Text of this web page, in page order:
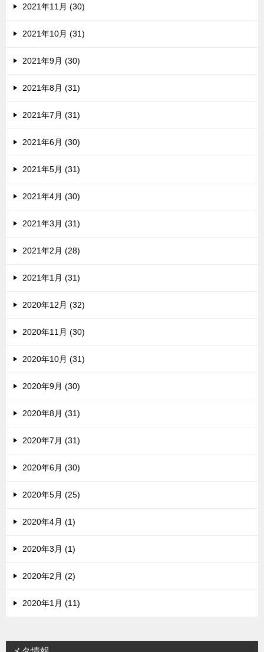
2021年11月 (30)
2021年10月 (31)
2021年9月 (30)
2021年8月 (31)
2021年7月 (31)
2021年6月 (30)
2021年5月 (31)
2021年4月 (30)
2021年3月 (31)
2021年2月 (28)
2021年1月 (31)
2020年12月 (32)
2020年11月 (30)
2020年10月 (31)
2020年9月 (30)
2020年8月 (31)
2020年7月 (31)
2020年6月 (30)
2020年5月 (25)
2020年4月 (1)
2020年3月 (1)
2020年2月 (2)
2020年1月 (11)